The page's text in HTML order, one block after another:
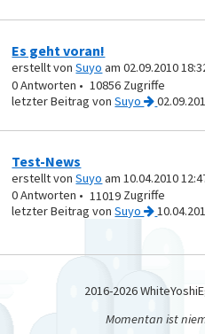
Es geht voran!
erstellt vonSuyo am 02.09.2010
0
10856
vonSuyo
Test-News
erstellt vonSuyo am 10.04.2010
0
11019
vonSuyo
2016-2026
Momentan ist